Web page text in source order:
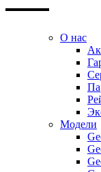
О нас
Модели